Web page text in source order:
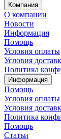
Компания
О компании
Новости
Информация
Помощь
Условия оплаты
Условия
Политика
Информация
Помощь
Условия оплаты
Условия
Политика
Помощь
Статьи